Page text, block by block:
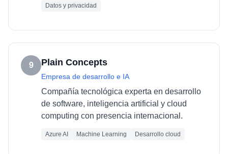
Datos y privacidad
9 Plain Concepts
Empresa de desarrollo e IA
Compañía tecnológica experta en desarrollo
de software, inteligencia artificial y cloud
computing con presencia internacional.
Azure AI Machine Learning Desarrollo cloud